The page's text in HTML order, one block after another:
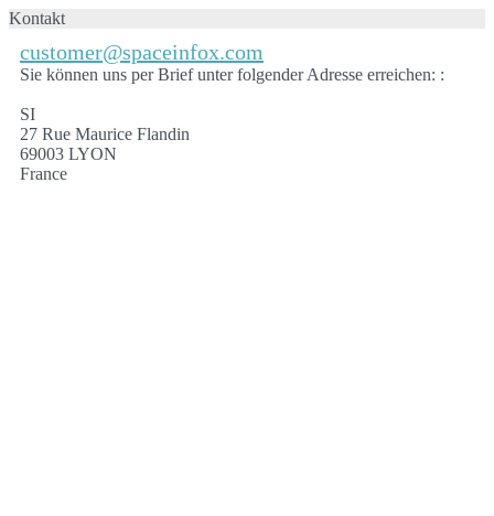
Kontakt
customer@spaceinfox.com
Sie können uns per Brief unter folgender Adresse erreichen: :
SI
27 Rue Maurice Flandin
69003 LYON
France